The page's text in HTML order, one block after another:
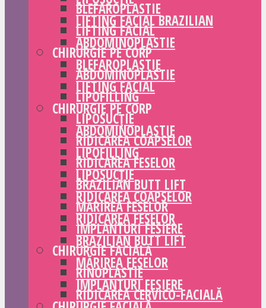
BLEFAROPLASTIE
LIFTING FACIAL
CHIRURGIE PE CORP
ABDOMINOPLASTIE
LIPOFILLING
LIPOSUCȚIE
RIDICAREA COAPSELOR
RIDICAREA FESELOR
BRAZILIAN BUTT LIFT
MĂRIREA FESELOR
IMPLANTURI FESIERE
CHIRURGIE FACIALĂ
RINOPLASTIE
RIDICAREA CERVICO-FACIALĂ
LIFTING FACIAL BRAZILIAN
ABDOMINOPLASTIE
BLEFAROPLASTIE
LIFTING FACIAL
CHIRURGIE PE CORP
ABDOMINOPLASTIE
LIPOFILLING
LIPOSUCȚIE
RIDICAREA COAPSELOR
RIDICAREA FESELOR
BRAZILIAN BUTT LIFT
MĂRIREA FESELOR
IMPLANTURI FESIERE